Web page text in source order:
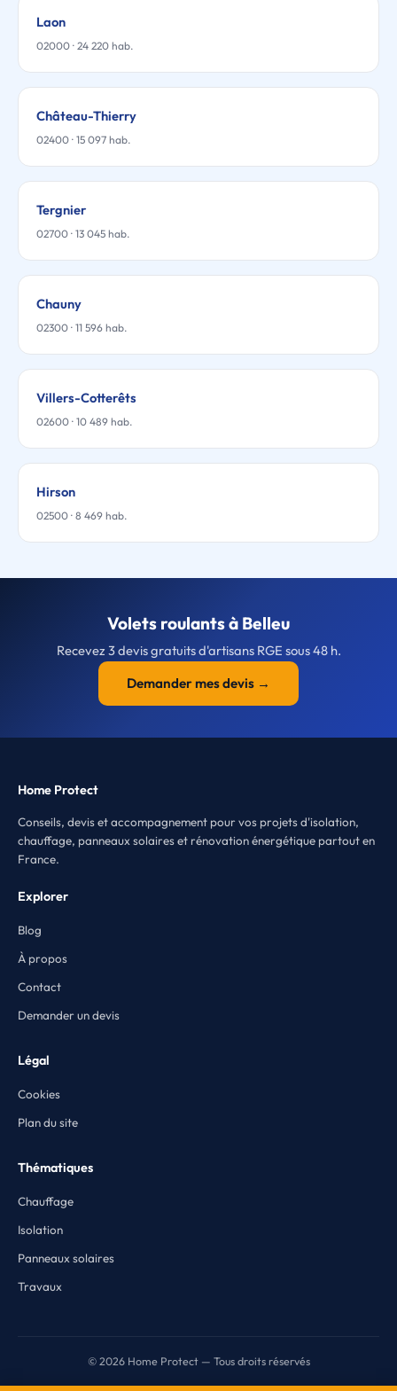
Laon
02000 · 24 220 hab.
Château-Thierry
02400 · 15 097 hab.
Tergnier
02700 · 13 045 hab.
Chauny
02300 · 11 596 hab.
Villers-Cotterêts
02600 · 10 489 hab.
Hirson
02500 · 8 469 hab.
Volets roulants à Belleu
Recevez 3 devis gratuits d'artisans RGE sous 48 h.
Demander mes devis →
Home Protect
Conseils, devis et accompagnement pour vos projets d'isolation,
chauffage, panneaux solaires et rénovation énergétique partout en
France.
Explorer
Blog
À propos
Contact
Demander un devis
Légal
Cookies
Plan du site
Thématiques
Chauffage
Isolation
Panneaux solaires
Travaux
© 2026 Home Protect — Tous droits réservés